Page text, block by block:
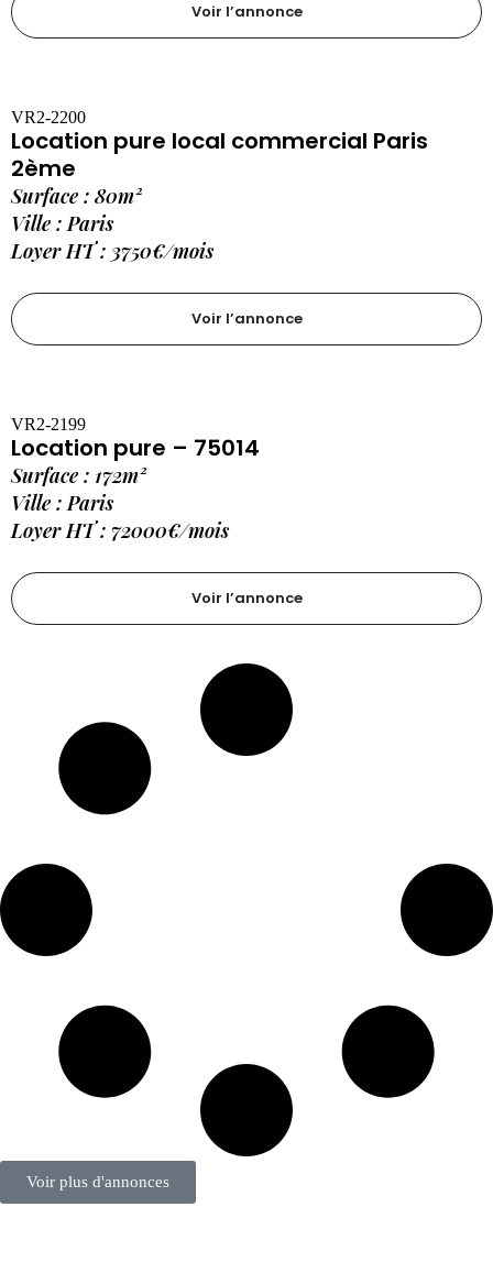
Voir l’annonce
VR2-2200
Location pure local commercial Paris
2ème
Surface : 80m²
Ville : Paris
Loyer HT : 3750€/mois
Voir l’annonce
VR2-2199
Location pure – 75014
Surface : 172m²
Ville : Paris
Loyer HT : 72000€/mois
Voir l’annonce
Voir plus d'annonces